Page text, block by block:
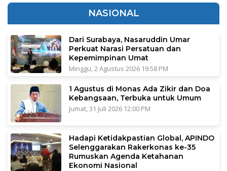
NASIONAL
Dari Surabaya, Nasaruddin Umar
Perkuat Narasi Persatuan dan
Kepemimpinan Umat
Minggu, 2 Agustus 2026 19:58 PM
1 Agustus di Monas Ada Zikir dan Doa
Kebangsaan, Terbuka untuk Umum
Jumat, 31 Juli 2026 12:00 PM
Hadapi Ketidakpastian Global, APINDO
Selenggarakan Rakerkonas ke-35
Rumuskan Agenda Ketahanan
Ekonomi Nasional